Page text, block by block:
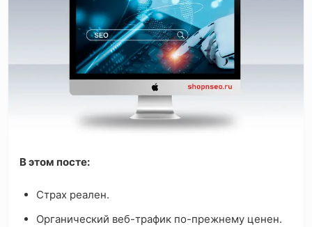
В этом посте:
Страх реален.
Органический веб-трафик по-прежнему ценен.